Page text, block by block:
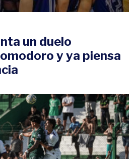
un duelo
y ya piensa